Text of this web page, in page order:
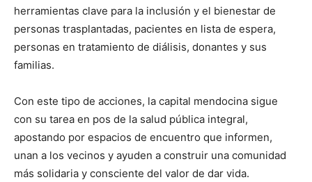
herramientas clave para la inclusión y el bienestar de
personas trasplantadas, pacientes en lista de espera,
personas en tratamiento de diálisis, donantes y sus
familias.
Con este tipo de acciones, la capital mendocina sigue
con su tarea en pos de la salud pública integral,
apostando por espacios de encuentro que informen,
unan a los vecinos y ayuden a construir una comunidad
más solidaria y consciente del valor de dar vida.